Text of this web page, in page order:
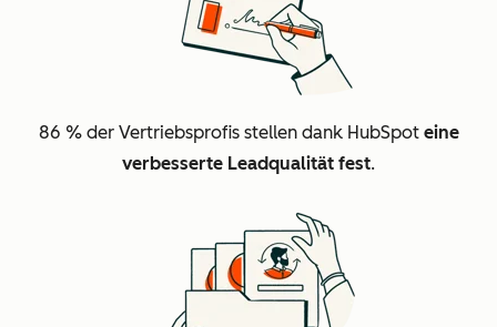
86 % der Vertriebsprofis stellen dank HubSpot eine
verbesserte Leadqualität fest.